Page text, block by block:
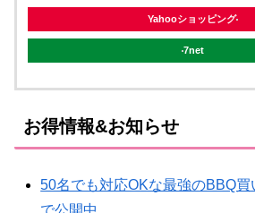
Yahooショッピング
7net
お得情報&お知らせ
50名でも対応OKな最強のBBQ
で公開中